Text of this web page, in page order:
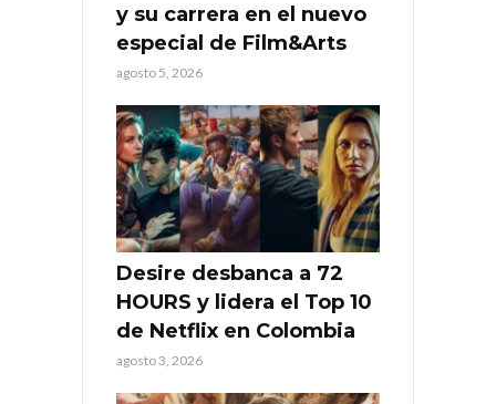
y su carrera en el nuevo
especial de Film&Arts
agosto 5, 2026
Desire desbanca a 72
HOURS y lidera el Top 10
de Netflix en Colombia
agosto 3, 2026